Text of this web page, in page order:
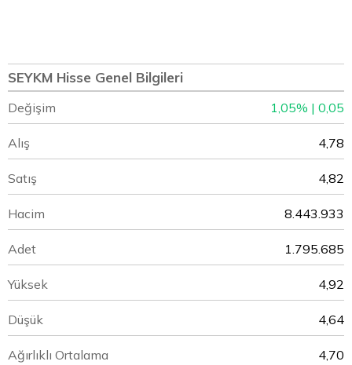
SEYKM Hisse Genel Bilgileri
Değişim 1,05% | 0,05
Alış 4,78
Satış 4,82
Hacim 8.443.933
Adet 1.795.685
Yüksek 4,92
Düşük 4,64
Ağırlıklı Ortalama 4,70